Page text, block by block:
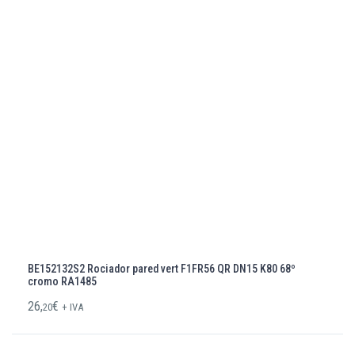
BE152132S2 Rociador pared vert F1FR56 QR DN15 K80 68º
cromo RA1485
26,20€ + IVA